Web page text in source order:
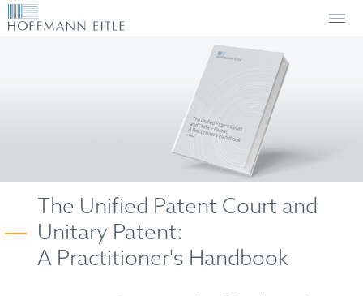
The Unified Patent Court and
Unitary Patent:
A Practitioner's Handbook